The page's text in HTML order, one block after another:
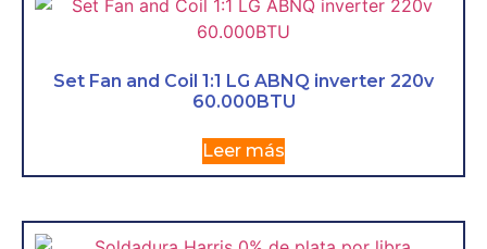
Set Fan and Coil 1:1 LG ABNQ inverter 220v
60.000BTU
Leer más